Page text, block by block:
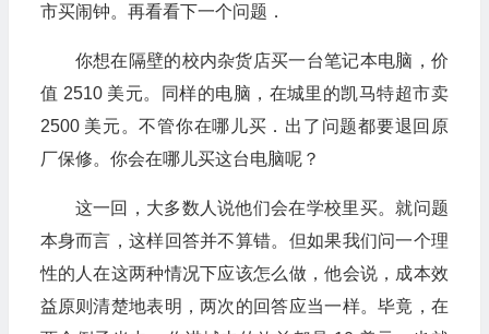
市买闹钟。再看看下一个问题．
你想在隔壁的校内杂货店买一台笔记本电脑，价
值 2510 美元。同样的电脑，在城里的凯马特超市卖
2500 美元。不管你在哪儿买．出了问题都要退回原
厂保修。你会在哪儿买这台电脑呢？
这一回，大多数人说他们会在学校里买。就问题
本身而言，这样回答并不算错。但如果我们问一个理
性的人在这两种情况下应该怎么做，他会说，成本效
益原则清楚地表明，两次的回答应当一样。毕竟，在